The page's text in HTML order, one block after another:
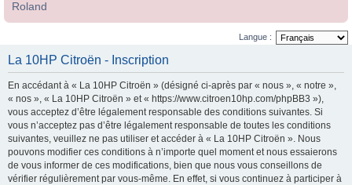
Roland
Langue :
La 10HP Citroën - Inscription
En accédant à « La 10HP Citroën » (désigné ci-après par « nous », « notre »,
« nos », « La 10HP Citroën » et « https://www.citroen10hp.com/phpBB3 »),
vous acceptez d’être légalement responsable des conditions suivantes. Si
vous n’acceptez pas d’être légalement responsable de toutes les conditions
suivantes, veuillez ne pas utiliser et accéder à « La 10HP Citroën ». Nous
pouvons modifier ces conditions à n’importe quel moment et nous essaierons
de vous informer de ces modifications, bien que nous vous conseillons de
vérifier régulièrement par vous-même. En effet, si vous continuez à participer à